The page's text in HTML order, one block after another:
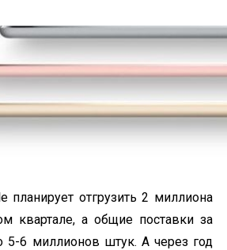
планирует отгрузить 2 миллиона
квартале, а общие поставки за
5-6 миллионов штук. А через год